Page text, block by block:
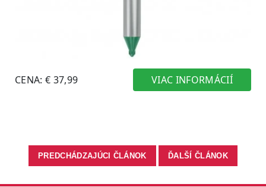
PREDCHÁDZAJÚCI ČLÁNOK ĎALŠÍ ČLÁNOK